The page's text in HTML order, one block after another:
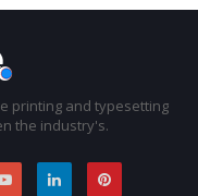
printing and typesetting
the industry's.